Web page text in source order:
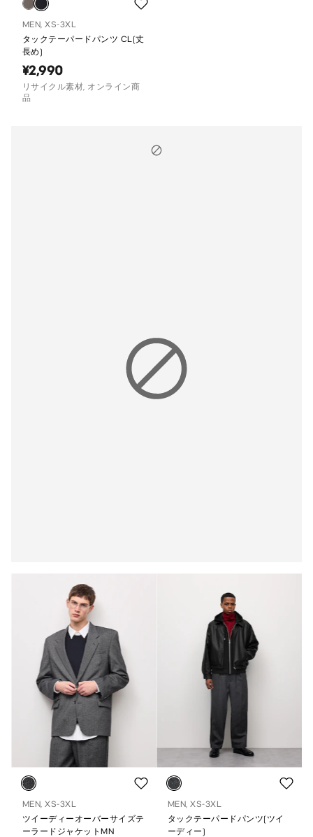
MEN, XS-3XL
タックテーパードパンツ CL(丈
長め)
¥2,990
リサイクル素材, オンライン商
品
MEN, XS-3XL
ツイーディーオーバーサイズテ
ーラードジャケットMN
MEN, XS-3XL
タックテーパードパンツ(ツイ
ーディー)